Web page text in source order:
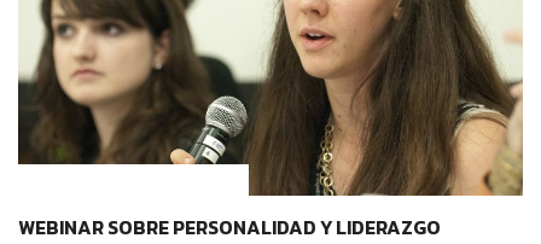
WEBINAR SOBRE PERSONALIDAD Y LIDERAZGO